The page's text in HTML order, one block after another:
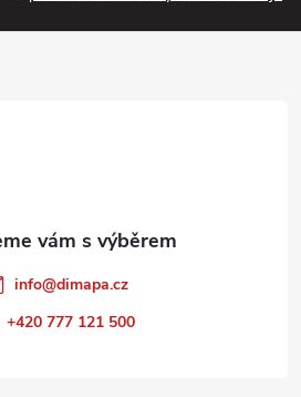
info@dimapa.cz
+420 777 121 500